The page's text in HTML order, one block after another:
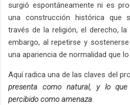
surgió espontáneamente ni es
una construcción histórica que
través de la religión, el derecho,
embargo, al repetirse y
una apariencia de normalidad que
Aquí radica una de las claves del
presenta como natural, y lo
percibido como amenaza.